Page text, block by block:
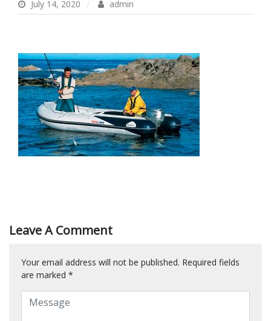
July 14, 2020 admin
Leave A Comment
Your email address will not be published. Required fields
are marked *